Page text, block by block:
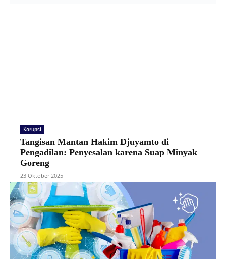
Korupsi
Tangisan Mantan Hakim Djuyamto di
Pengadilan: Penyesalan karena Suap Minyak
Goreng
23 Oktober 2025